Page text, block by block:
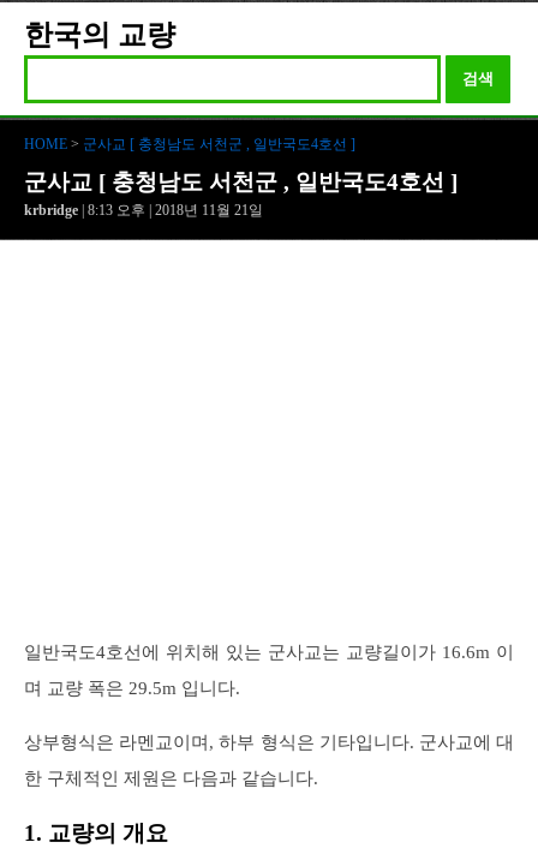
한국의 교량
검색
HOME > 군사교 [ 충청남도 서천군 , 일반국도4호선 ]
군사교 [ 충청남도 서천군 , 일반국도4호선 ]
krbridge | 8:13 오후 | 2018년 11월 21일
일반국도4호선에 위치해 있는 군사교는 교량길이가 16.6m 이
며 교량 폭은 29.5m 입니다.
상부형식은 라멘교이며, 하부 형식은 기타입니다. 군사교에 대
한 구체적인 제원은 다음과 같습니다.
1. 교량의 개요